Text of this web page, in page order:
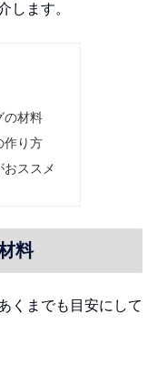
します。
の材料
作り方
おススメ
料
くまでも目安にして